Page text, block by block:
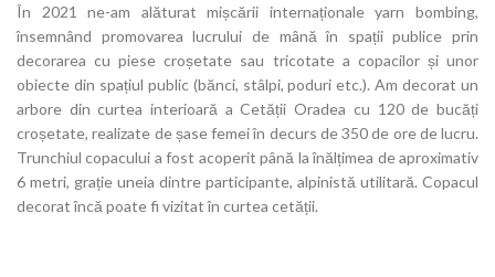
În 2021 ne-am alăturat mișcării internaționale yarn bombing,
însemnând promovarea lucrului de mână în spații publice prin
decorarea cu piese croșetate sau tricotate a copacilor și unor
obiecte din spațiul public (bănci, stâlpi, poduri etc.). Am decorat un
arbore din curtea interioară a Cetății Oradea cu 120 de bucăți
croșetate, realizate de șase femei în decurs de 350 de ore de lucru.
Trunchiul copacului a fost acoperit până la înălțimea de aproximativ
6 metri, grație uneia dintre participante, alpinistă utilitară. Copacul
decorat încă poate fi vizitat în curtea cetății.